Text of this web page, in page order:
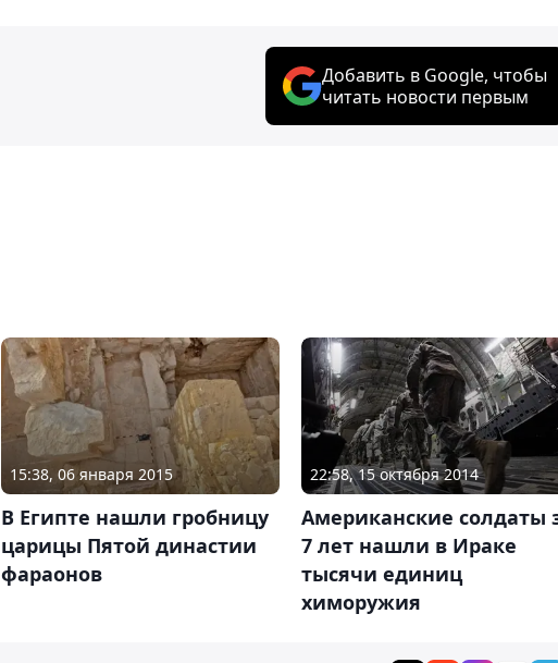
Добавить в Google, чтобы
читать новости первым
15:38, 06 января 2015
В Египте нашли гробницу
царицы Пятой династии
фараонов
22:58, 15 октября 2014
Американские солдаты
7 лет нашли в Ираке
тысячи единиц
химоружия